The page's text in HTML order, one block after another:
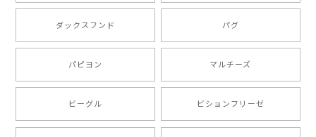
ったです。 ご連絡が取りづらい点だけ少し不安になり
ましたが、商品の素敵さでチャラです。 本当に可愛
い。ありがとうございます。
【 キュンです ボーダーコリー 】 手帳 スマホケース 犬 うちの子 プレゼント ペット Android対応
2024/10/28
ダックスフンド パグ
パピヨン マルチーズ
ビーグル ビションフリーゼ